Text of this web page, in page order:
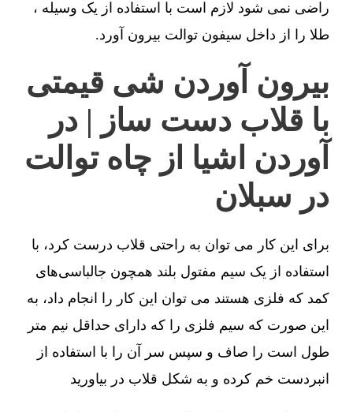
راضی نمی شود لازم است با استفاده از یک وسیله ،
طلا را از داخل سیفون توالت بیرون آورد.
بیرون آوردن شی قیمتی
با قلاب دست ساز | در
آوردن اشیا از چاه توالت
در سبلان
برای این کار می توان به راحتی قلاب درست کرد، با
استفاده از یک سیم مفتول بلند همچون جالباسی‌های
کمد که فلزی هستند می توان این کار را انجام داد، به
این صورت که سیم فلزی را که دارای حداقل نیم متر
طول است را صاف و سپس سر آن را با استفاده از
انبردست خم کرده و به شکل قلاب در بیاورید